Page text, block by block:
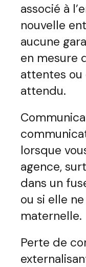
associé à
nouvelle
aucune
en mesure
attentes ou
attendu.
lorsque
agence,
dans un
ou si elle
maternelle.
Perte de